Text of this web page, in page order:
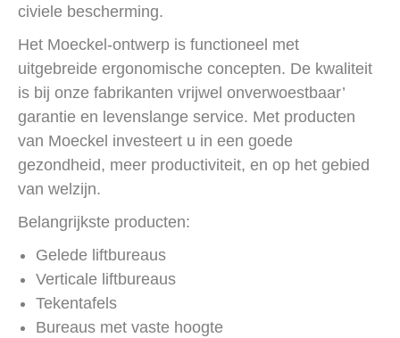
civiele bescherming.
Het Moeckel-ontwerp is functioneel met
uitgebreide ergonomische concepten. De kwaliteit
is bij onze fabrikanten vrijwel onverwoestbaar’
garantie en levenslange service. Met producten
van Moeckel investeert u in een goede
gezondheid, meer productiviteit, en op het gebied
van welzijn.
Belangrijkste producten:
Gelede liftbureaus
Verticale liftbureaus
Tekentafels
Bureaus met vaste hoogte